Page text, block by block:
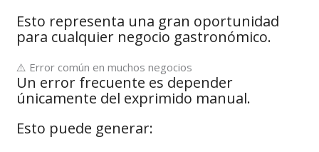
Esto representa una gran oportunidad
para cualquier negocio gastronómico.
⚠️ Error común en muchos negocios
Un error frecuente es depender
únicamente del exprimido manual.
Esto puede generar: